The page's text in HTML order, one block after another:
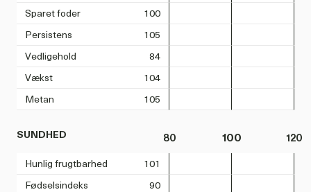
Sparet foder
100
Persistens
105
Vedligehold
84
Vækst
104
Metan
105
SUNDHED 80 100 120
Hunlig frugtbarhed
101
Fødselsindeks
90